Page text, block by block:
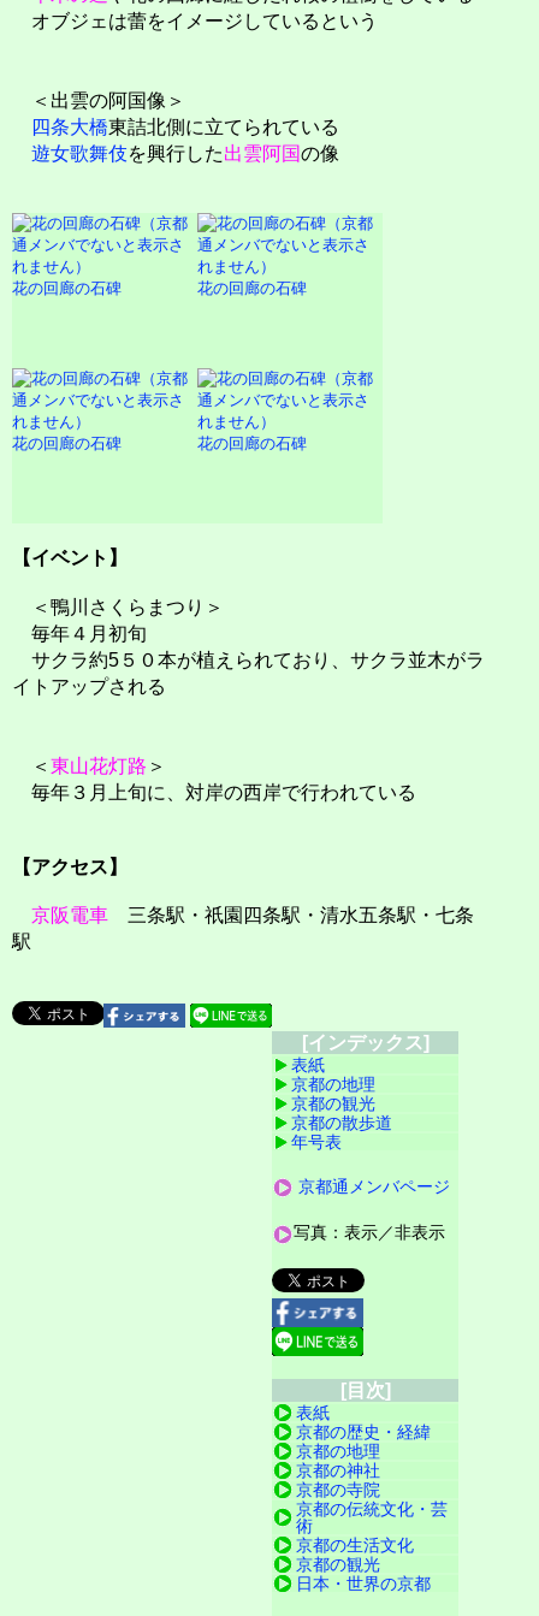
オブジェは蕾をイメージしているという
＜出雲の阿国像＞
四条大橋東詰北側に立てられている
遊女歌舞伎を興行した出雲阿国の像
花の回廊の石碑 花の回廊の石碑
花の回廊の石碑 花の回廊の石碑
【イベント】
＜鴨川さくらまつり＞
毎年４月初旬
サクラ約5５０本が植えられており、サクラ並木がラ
イトアップされる
＜ 東山花灯路 ＞
毎年３月上旬に、対岸の西岸で行われている
【アクセス】
京阪電車 三条駅・祇園四条駅・清水五条駅・七条
駅
[インデックス]
表紙
京都の地理
京都の観光
京都の散歩道
年号表
京都通メンバページ
写真：表示／非表示
[目次]
表紙
京都の歴史・経緯
京都の地理
京都の神社
京都の寺院
京都の伝統文化・芸
術
京都の生活文化
京都の観光
日本・世界の京都